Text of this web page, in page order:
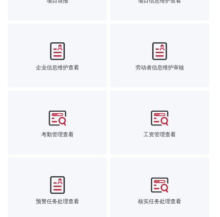
企业信息维护查看 劳动者信息维护审核
考勤管理查看 工资管理查看
预警任务处理查看 核实任务处理查看